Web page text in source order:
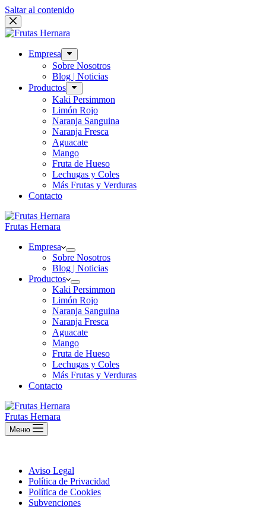
Saltar al contenido
Empresa
Sobre Nosotros
Blog | Noticias
Productos
Kaki Persimmon
Limón Rojo
Naranja Sanguina
Naranja Fresca
Aguacate
Mango
Fruta de Hueso
Lechugas y Coles
Más Frutas y Verduras
Contacto
Frutas Hernara
Empresa
Sobre Nosotros
Blog | Noticias
Productos
Kaki Persimmon
Limón Rojo
Naranja Sanguina
Naranja Fresca
Aguacate
Mango
Fruta de Hueso
Lechugas y Coles
Más Frutas y Verduras
Contacto
Frutas Hernara
Меню
Aviso Legal
Política de Privacidad
Política de Cookies
Subvenciones